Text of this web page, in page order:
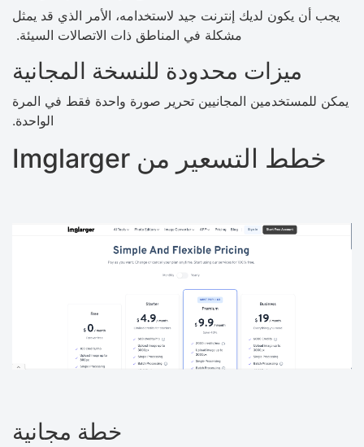
يجب أن يكون لديك إنترنت جيد لاستخدامه، الأمر الذي قد يمثل
مشكلة في المناطق ذات الاتصالات السيئة.
ميزات محدودة للنسخة المجانية
يمكن للمستخدمين المجانيين تحرير صورة واحدة فقط في المرة
الواحدة.
خطط التسعير من Imglarger
خطة مجانية